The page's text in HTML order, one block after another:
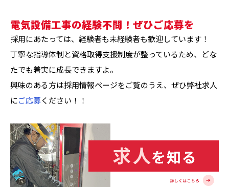
電気設備工事の経験不問！ぜひご応募を
採用にあたっては、経験者も未経験者も歓迎しています！
丁寧な指導体制と資格取得支援制度が整っているため、どな
たでも着実に成長できますよ。
興味のある方は採用情報ページをご覧のうえ、ぜひ弊社求人
にご応募ください！！